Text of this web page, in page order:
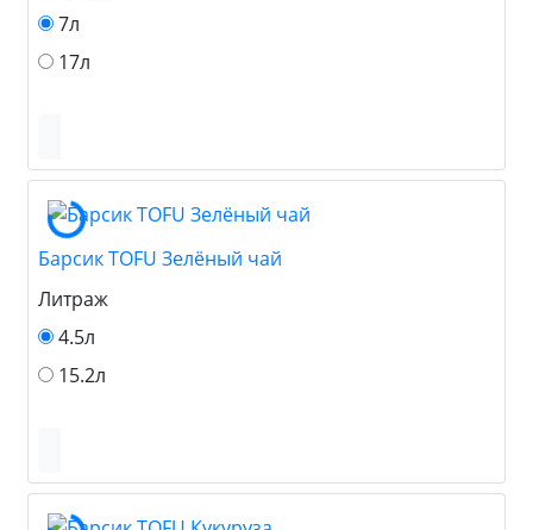
7л
17л
Барсик TOFU Зелёный чай
Литраж
4.5л
15.2л